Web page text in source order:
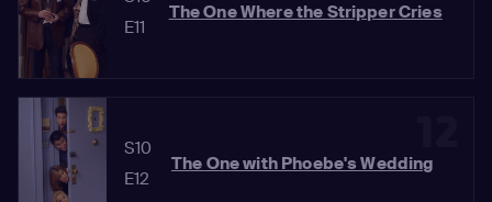
E11
The One Where the Stripper Cries
S10
E12
The One with Phoebe's Wedding